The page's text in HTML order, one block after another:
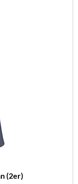
(2er)